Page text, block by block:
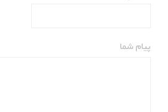
پیام شما